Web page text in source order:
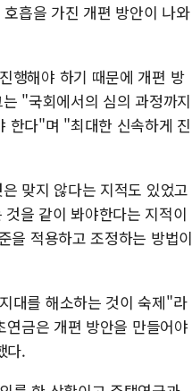
흡을 가진 개편 방안이 나와
행해야 하기 때문에 개편 방
"국회에서의 심의 과정까지
한다"며 "최대한 신속하게 진
맞지 않다는 지적도 있었고
을 같이 봐야한다는 지적이
을 적용하고 조정하는 방법이
대를 해소하는 것이 숙제"라
금은 개편 방안을 만들어야
다.